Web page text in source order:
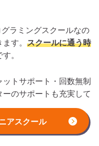
アスクール
ラミングスクールなの
す。 スクールに通う時
す。
トサポート・回数無制
のサポートも充実して
ンコースや